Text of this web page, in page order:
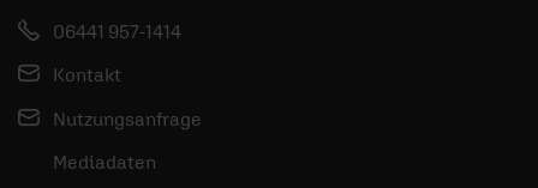
06441 957-1414
Kontakt
Nutzungsanfrage
Mediadaten